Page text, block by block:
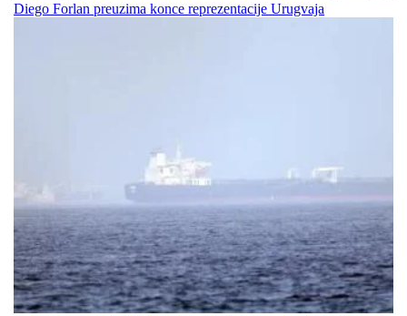
Diego Forlan preuzima konce reprezentacije Urugvaja